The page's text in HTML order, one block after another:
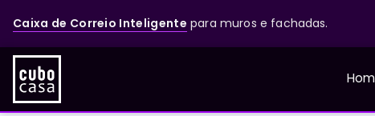
Caixa de Correio Inteligente para muros e fachadas.